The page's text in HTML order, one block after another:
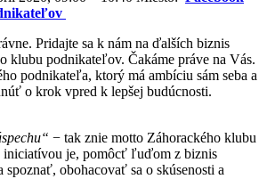
Pridajte sa k nám na ďalších biznis
klubu podnikateľov. Čakáme práve na Vás.
podnikateľa, ktorý má ambíciu sám seba a
o krok vpred k lepšej budúcnosti.
− tak znie motto Záhorackého klubu
iniciatívou je, pomôcť ľuďom z biznis
spoznať, obohacovať sa o skúsenosti a